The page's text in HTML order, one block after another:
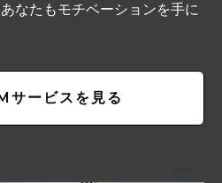
なたもモチベーションを手に
サービスを見る